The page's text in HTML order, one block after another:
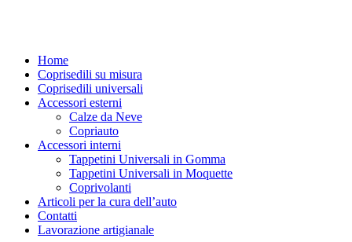
Home
Coprisedili su misura
Coprisedili universali
Accessori esterni
Calze da Neve
Copriauto
Accessori interni
Tappetini Universali in Gomma
Tappetini Universali in Moquette
Coprivolanti
Articoli per la cura dell’auto
Contatti
Lavorazione artigianale